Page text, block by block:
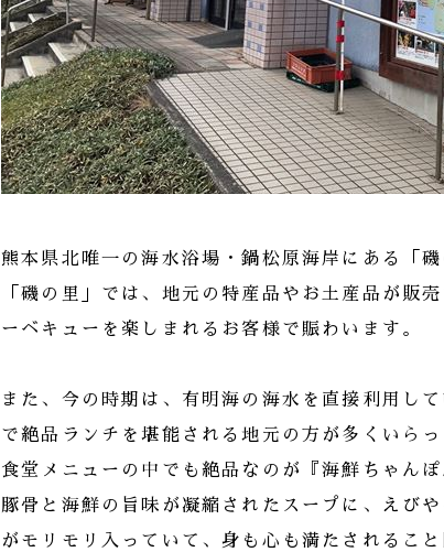
熊本県北唯一の海水浴場・鍋松原海岸にある「磯
「磯の里」では、地元の特産品やお土産品が販
ーベキューを楽しまれるお客様で賑わいます。
また、今の時期は、有明海の海水を直接利用し
で絶品ランチを堪能される地元の方が多くいらっ
食堂メニューの中でも絶品なのが『海鮮ちゃんぽ
豚骨と海鮮の旨味が凝縮されたスープに、えび
がモリモリ入っていて、身も心も満たされること